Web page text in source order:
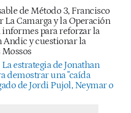
de Método 3, Francisco
La Camarga y la Operación
informes para reforzar la
Andic y cuestionar la
La estrategia de Jonathan
demostrar una "caída
de Jordi Pujol, Neymar o